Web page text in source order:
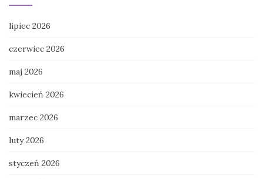
lipiec 2026
czerwiec 2026
maj 2026
kwiecień 2026
marzec 2026
luty 2026
styczeń 2026